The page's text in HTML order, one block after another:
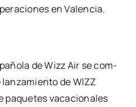
en Valen­cia.
de Wizz Air se com­
de WIZZ
paque­tes vaca­cio­na­les